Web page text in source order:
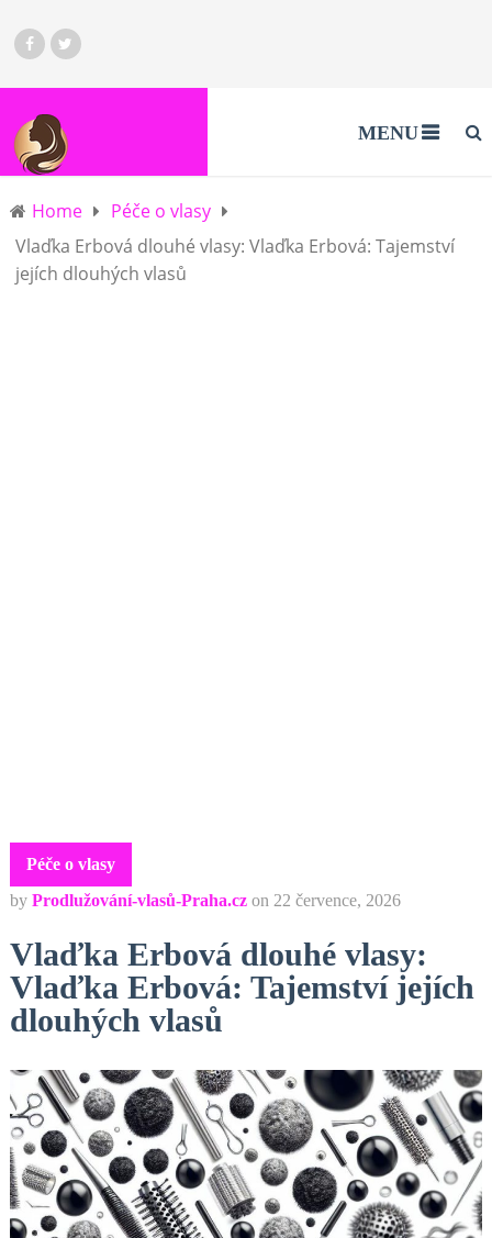
MENU
Home
Péče o vlasy
Vlaďka Erbová dlouhé vlasy: Vlaďka Erbová: Tajemství
jejích dlouhých vlasů
Péče o vlasy
by Prodlužování-vlasů-Praha.cz on 22 července, 2026
Vlaďka Erbová dlouhé vlasy:
Vlaďka Erbová: Tajemství jejích
dlouhých vlasů